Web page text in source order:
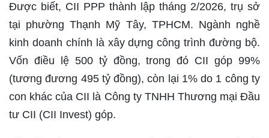
Được biết, CII PPP thành lập tháng 2/2026, trụ sở
tại phường Thạnh Mỹ Tây, TPHCM. Ngành nghề
kinh doanh chính là xây dựng công trình đường bộ.
Vốn điều lệ 500 tỷ đồng, trong đó CII góp 99%
(tương đương 495 tỷ đồng), còn lại 1% do 1 công ty
con khác của CII là Công ty TNHH Thương mại Đầu
tư CII (CII Invest) góp.